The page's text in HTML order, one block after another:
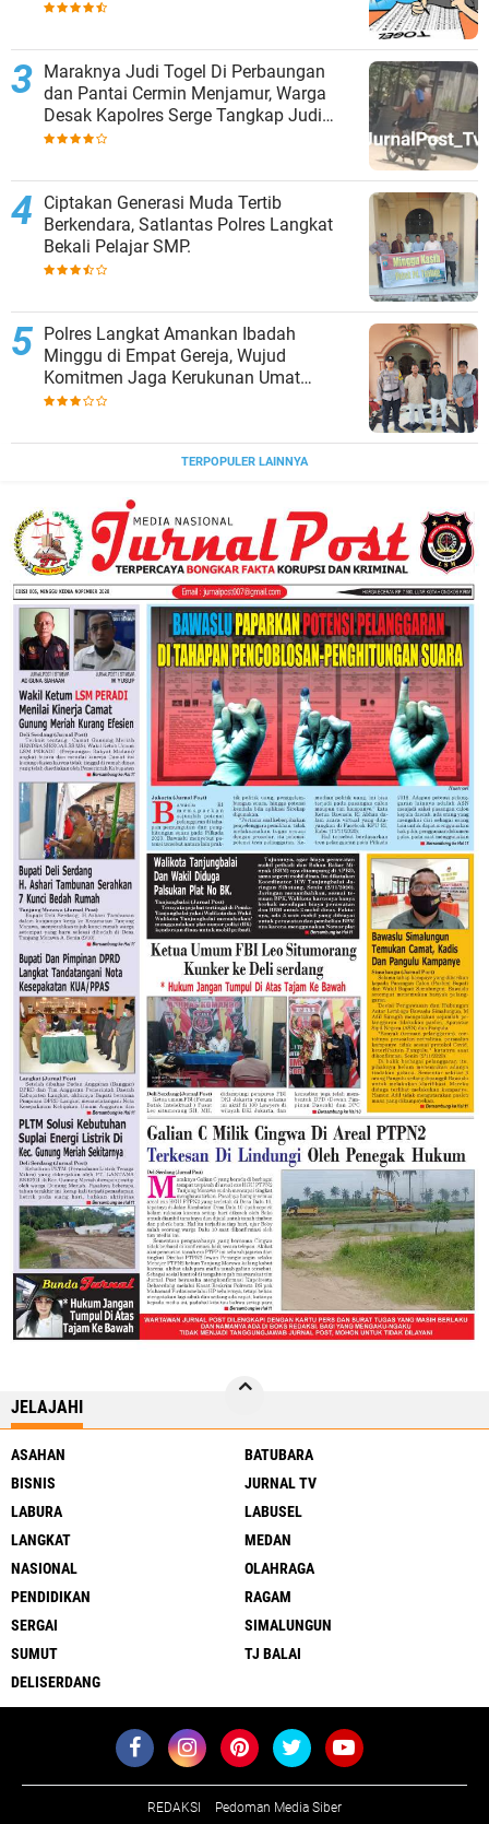
Maraknya Judi Togel Di Perbaungan
dan Pantai Cermin Menjamur, Warga
Desak Kapolres Serge Tangkap Judi
Togel
Ciptakan Generasi Muda Tertib
Berkendara, Satlantas Polres Langkat
Bekali Pelajar SMP.
Polres Langkat Amankan Ibadah
Minggu di Empat Gereja, Wujud
Komitmen Jaga Kerukunan Umat
Beragama.
TERPOPULER LAINNYA
JELAJAHI
ASAHAN
BATUBARA
BISNIS
JURNAL TV
LABURA
LABUSEL
LANGKAT
MEDAN
NASIONAL
OLAHRAGA
PENDIDIKAN
RAGAM
SERGAI
SIMALUNGUN
SUMUT
TJ BALAI
DELISERDANG
REDAKSI Pedoman Media Siber